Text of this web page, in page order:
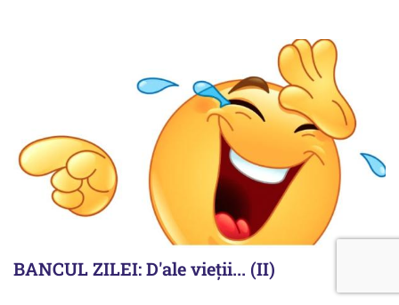
BANCUL ZILEI: D'ale vieții... (II)